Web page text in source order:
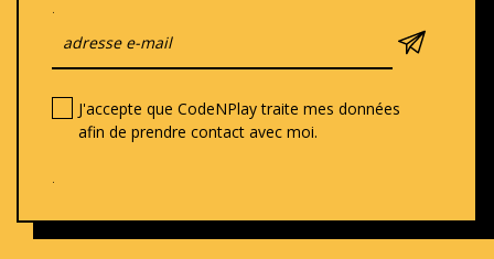
.
J'accepte que CodeNPlay traite mes données
afin de prendre contact avec moi.
.